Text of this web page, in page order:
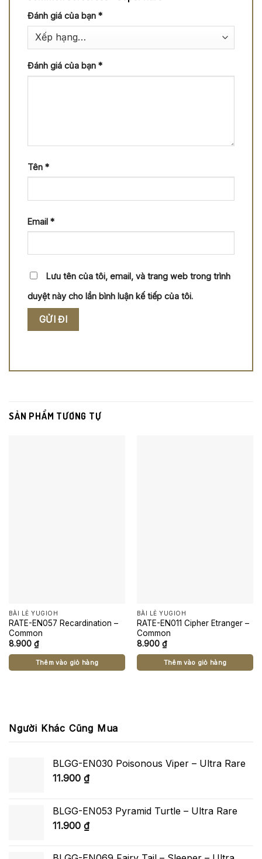
Đánh giá của bạn *
Đánh giá của bạn *
Tên *
Email *
Lưu tên của tôi, email, và trang web trong trình
duyệt này cho lần bình luận kế tiếp của tôi.
SẢN PHẨM TƯƠNG TỰ
BÀI LẺ YUGIOH
RATE-EN057 Recardination –
Common
8.900 ₫
Thêm vào giỏ hàng
BÀI LẺ YUGIOH
RATE-EN011 Cipher Etranger –
Common
8.900 ₫
Thêm vào giỏ hàng
Người Khác Cũng Mua
BLGG-EN030 Poisonous Viper – Ultra Rare
11.900 ₫
BLGG-EN053 Pyramid Turtle – Ultra Rare
11.900 ₫